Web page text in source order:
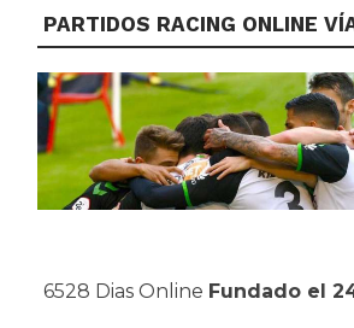
PARTIDOS RACING ONLINE
6528 Dias Online Fundado el